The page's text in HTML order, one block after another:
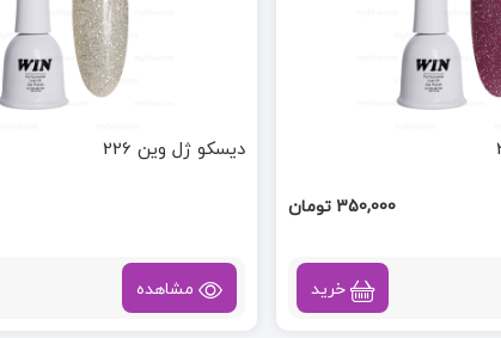
350,000 تومان
خرید
دیسکو ژل وین 226
مشاهده